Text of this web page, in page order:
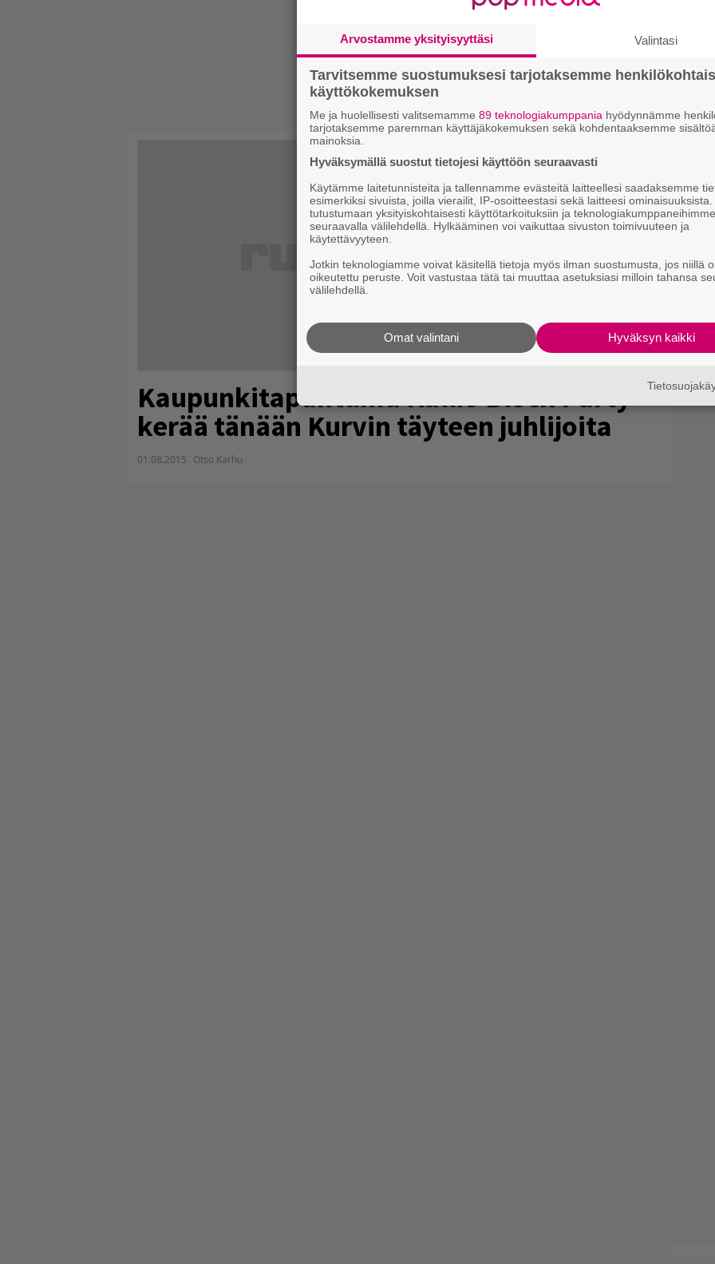
Kaupunkitapahtuma Kallio Block Party
kerää tänään Kurvin täyteen juhlijoita
01.08.2015 Otso Karhu
Arvostamme yksityisyyttäsi Valintasi
Tarvitsemme suostumuksesi tarjotaksemme
käyttökokemuksen
Me ja huolellisesti valitsemamme 89 teknologiakumppania hyödynnämme
tarjotaksemme paremman käyttäjäkokemuksen sekä kohdentaaksemme
mainoksia.
Hyväksymällä suostut tietojesi käyttöön seuraavasti
Käytämme laitetunnisteita ja tallennamme evästeitä laitteellesi saadaksemme
esimerkiksi sivuista, joilla vierailit, IP-osoitteestasi sekä laitteesi
tutustumaan yksityiskohtaisesti käyttötarkoituksiin ja teknologiakumppaneihimme
seuraavalla välilehdellä. Hylkääminen voi vaikuttaa sivuston toimivuuteen ja
käytettävyyteen.
Jotkin teknologiamme voivat käsitellä tietoja myös ilman suostumusta, jos niillä
oikeutettu peruste. Voit vastustaa tätä tai muuttaa asetuksiasi milloin tahansa
välilehdellä.
Hyväksyn kaikki
Omat valintani